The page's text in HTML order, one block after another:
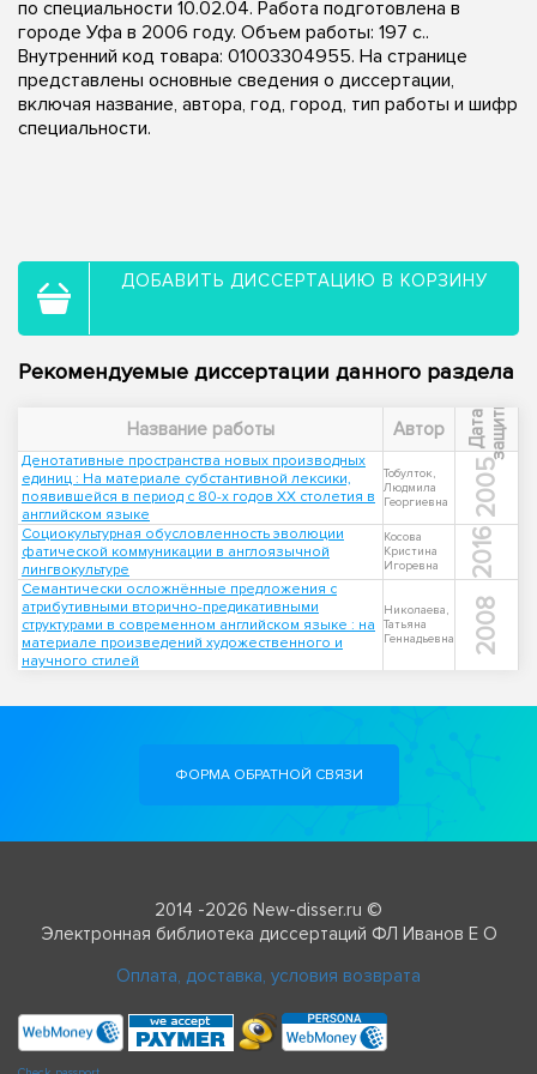
по специальности 10.02.04. Работа подготовлена в
городе Уфа в 2006 году. Объем работы: 197 с..
Внутренний код товара: 01003304955. На странице
представлены основные сведения о диссертации,
включая название, автора, год, город, тип работы и шифр
специальности.
ДОБАВИТЬ ДИССЕРТАЦИЮ В КОРЗИНУ
Рекомендуемые диссертации данного раздела
Название работы Автор Д
а
т
а
з
а
щ
и
т ы
Денотативные пространства новых производных
единиц : На материале субстантивной лексики,
появившейся в период с 80-х годов ХХ столетия в
английском языке
Тобулток,
Людмила
Георгиевна
2005
Социокультурная обусловленность эволюции
фатической коммуникации в англоязычной
лингвокультуре
Косова
Кристина
Игоревна
2016
Семантически осложнённые предложения с
атрибутивными вторично-предикативными
структурами в современном английском языке : на
материале произведений художественного и
научного стилей
Николаева,
Татьяна
Геннадьевна
2008
ФОРМА ОБРАТНОЙ СВЯЗИ
2014 -2026 New-disser.ru ©
Электронная библиотека диссертаций ФЛ Иванов Е О
Оплата, доставка, условия возврата